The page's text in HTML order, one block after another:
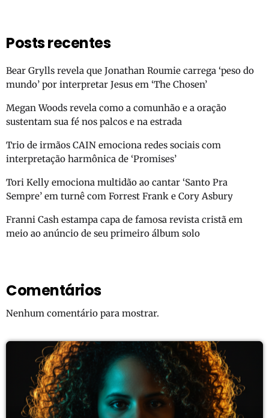
Posts recentes
Bear Grylls revela que Jonathan Roumie carrega ‘peso do
mundo’ por interpretar Jesus em ‘The Chosen’
Megan Woods revela como a comunhão e a oração
sustentam sua fé nos palcos e na estrada
Trio de irmãos CAIN emociona redes sociais com
interpretação harmônica de ‘Promises’
Tori Kelly emociona multidão ao cantar ‘Santo Pra
Sempre’ em turnê com Forrest Frank e Cory Asbury
Franni Cash estampa capa de famosa revista cristã em
meio ao anúncio de seu primeiro álbum solo
Comentários
Nenhum comentário para mostrar.